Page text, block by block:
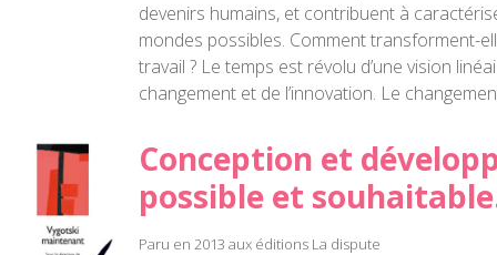
devenirs humains, et contribuent à
mondes possibles. Comment transforment-
travail ? Le temps est révolu d’une vision
changement et de l’innovation. Le
Conception et
possible et
Paru en 2013 aux éditions La dispute